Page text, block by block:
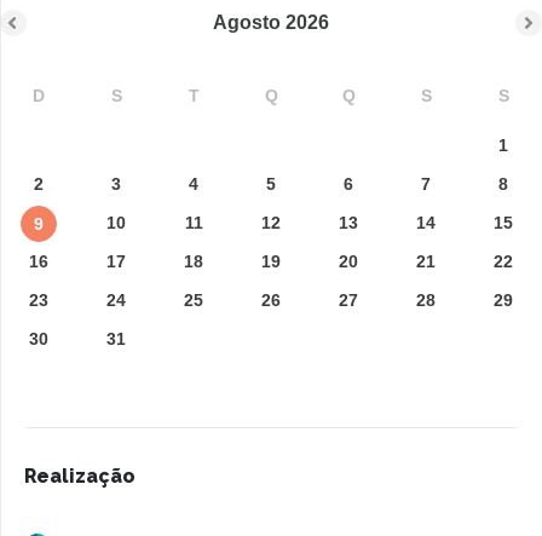
Agosto 2026
D S T Q Q S S
1
2
3 4 5 6 7 8
9 10 11 12 13 14
15
16
17 18 19 20 21
22
23
24 25 26 27 28
29
30
31
Realização